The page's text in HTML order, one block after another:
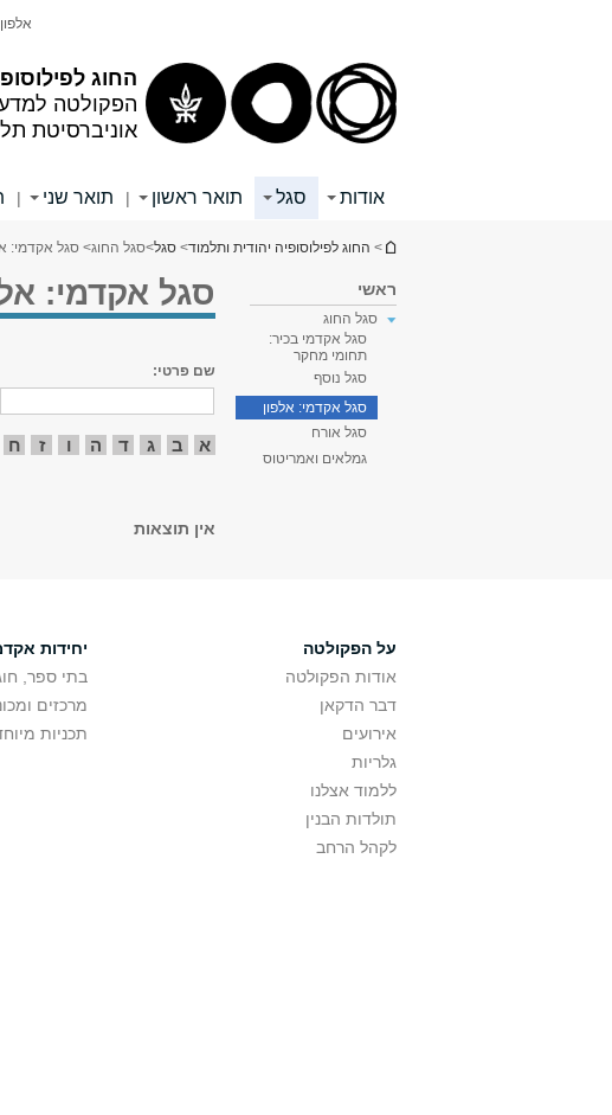
החוג
הפקולטה
אוניברסיטת
אלפון
אודות סגל תואר ראשון | תואר שני |
הינך נמצא כאן
> החוג לפילוסופיה יהודית ותלמוד> סגל>סגל החוג> סגל אקדמי:
ראשי
סגל החוג
סגל אקדמי בכיר:
תחומי מחקר
סגל נוסף
סגל אקדמי: אלפון
סגל אורח
גמלאים ואמריטוס
סגל אקדמי:
שם פרטי:
א ב ג ד ה ו ז ח
אין תוצאות
על הפקולטה
אודות הפקולטה
דבר הדקאן
אירועים
גלריות
ללמוד אצלנו
תולדות הבנין
לקהל הרחב
יחידות
בתי ספר,
מרכזים
תכניות